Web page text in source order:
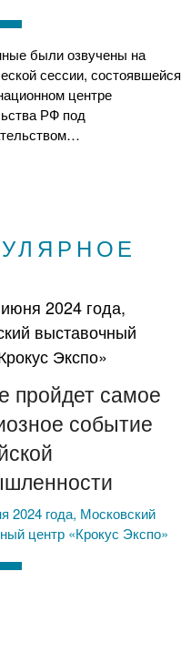
были озвучены на
сессии, состоявшейся
центре
РФ под
пройдет самое
событие
2024 года, Московский
центр «Крокус Экспо»